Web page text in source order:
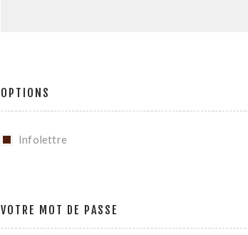
OPTIONS
Infolettre
VOTRE MOT DE PASSE